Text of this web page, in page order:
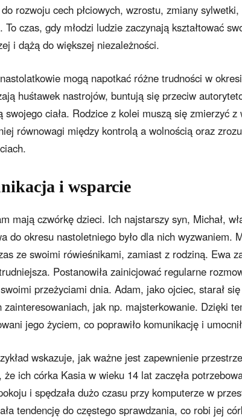
rozwoju cech płciowych, wzrostu, zmiany
To czas, gdy młodzi ludzie zaczynają kształtować
i dążą do większej niezależności.
mogą napotkać różne trudności w
huśtawek nastrojów, buntują się przeciw
swojego ciała. Rodzice z kolei muszą się zmierzyć
równowagi między kontrolą a wolnością oraz
i wsparcie
mają czwórkę dzieci. Ich najstarszy syn, Michał,
do okresu nastoletniego było dla nich wyzwaniem.
ze swoimi rówieśnikami, zamiast z rodziną. Ewa
Postanowiła zainicjować regularne
przeżyciami dnia. Adam, jako ojciec, starał
zainteresowaniach, jak np. majsterkowanie. Dzięki
jego życiem, co poprawiło komunikację i
wskazuje, jak ważne jest zapewnienie
że ich córka Kasia w wieku 14 lat zaczęła
i spędzała dużo czasu przy komputerze w
tendencję do częstego sprawdzania, co robi jej